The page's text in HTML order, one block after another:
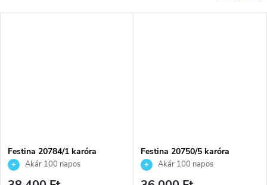
Festina 20784/1 karóra
Akár 100 napos
visszaküldési lehetőség. Hivatalos
Festina 20750/5 karóra
Akár 100 napos
visszaküldési lehetőség. Hivatalos